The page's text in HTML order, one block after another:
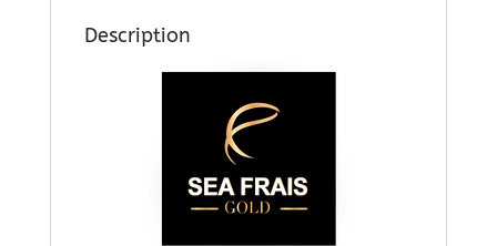
Description